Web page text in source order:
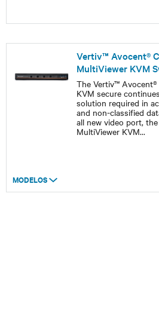
Vertiv™ Avocent®
MultiViewer KVM
The Vertiv™
KVM secure
solution required in
and non-classified
all new video port,
MultiViewer KVM...
MODELOS